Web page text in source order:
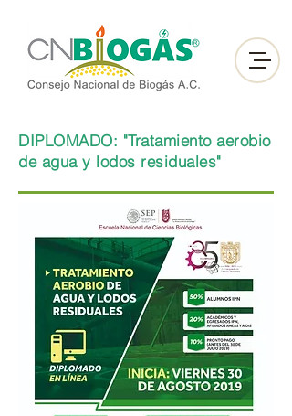
DIPLOMADO: "Tratamiento aerobio
de agua y lodos residuales"